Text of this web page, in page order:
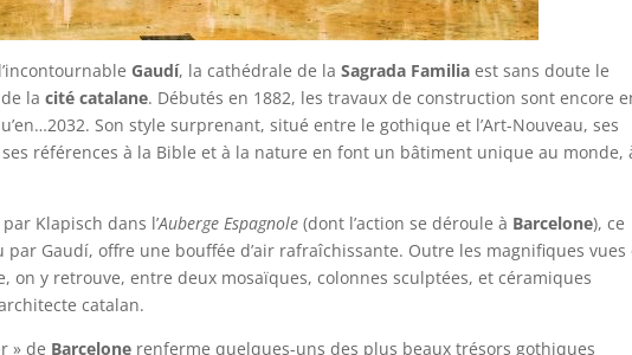
Gaudí, la cathédrale de laSagrada Familia est sans doute le
de lacité catalane. Débutés en 1882, les travaux de construction sont encore
Son style surprenant, situé entre le gothique et l’Art-Nouveau, ses
références à la Bible et à la nature en font un bâtiment unique au monde,
Klapisch dans l’Auberge Espagnole(dont l’action se déroule à Barcelone), ce
Gaudí, offre une bouffée d’air rafraîchissante. Outre les magnifiques vues
on y retrouve, entre deux mosaïques, colonnes sculptées, et céramiques
catalan.
» de Barcelone renferme quelques-uns des plus beaux trésors gothiques